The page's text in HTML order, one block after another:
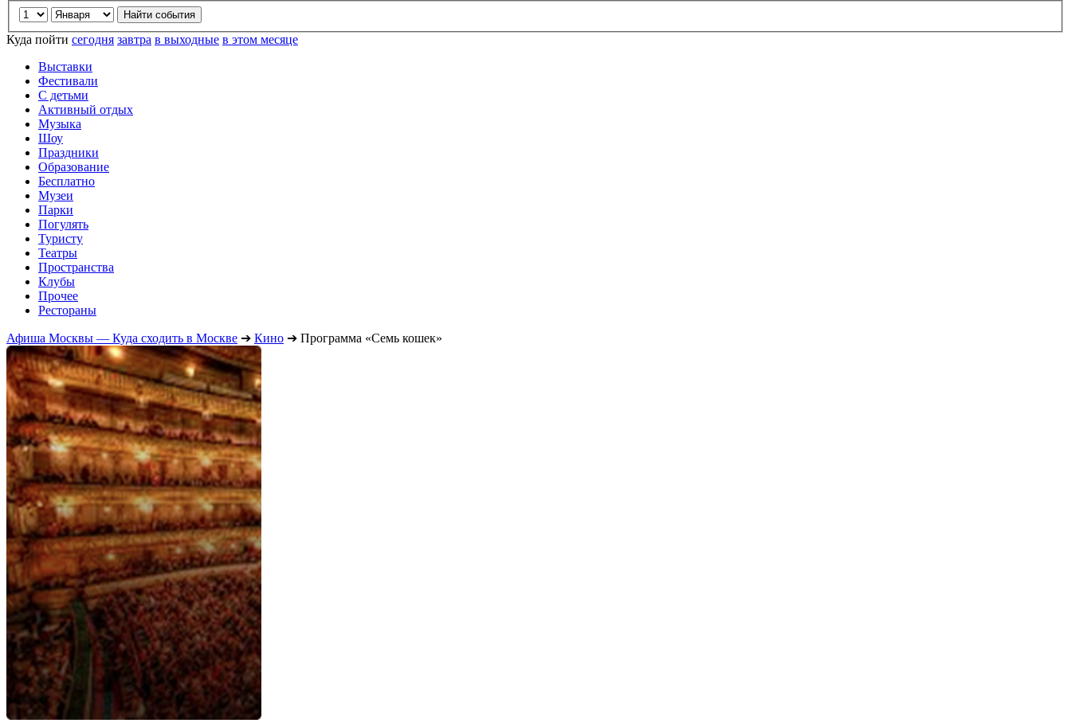
Куда пойти сегодня завтра в выходные в этом месяце
Выставки
Фестивали
С детьми
Активный отдых
Музыка
Шоу
Праздники
Образование
Бесплатно
Музеи
Парки
Погулять
Туристу
Театры
Пространства
Клубы
Прочее
Рестораны
Афиша Москвы — Куда сходить в Москве ➔ Кино ➔ Программа «Семь кошек»